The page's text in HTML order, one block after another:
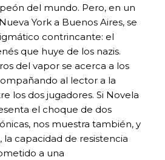
del mundo. Pero, en un
York a Buenos Aires, se
contrincante: el
que huye de los nazis.
del vapor se acerca a los
al lector a la
los dos jugadores. Si Novela
el choque de dos
nos muestra también, y
capacidad de resistencia
a una